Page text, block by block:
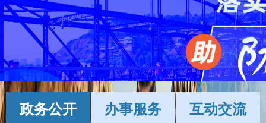
政务公开 办事服务 互动交流